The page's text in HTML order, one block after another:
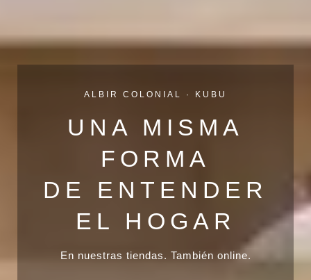
ALBIR COLONIAL · KUBU
UNA MISMA
FORMA
DE ENTENDER
EL HOGAR
En nuestras tiendas. También online.